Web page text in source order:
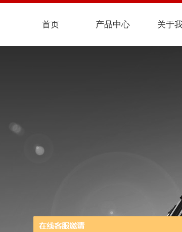
首页 产品中心 关于